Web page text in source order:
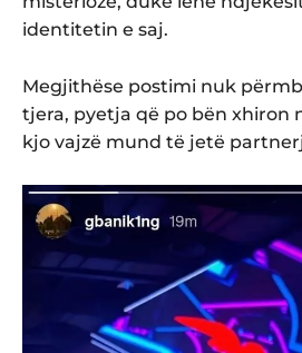
identitetin e saj.
Megjithëse postimi nuk
tjera, pyetja që po bën xhiron
kjo vajzë mund të jetë